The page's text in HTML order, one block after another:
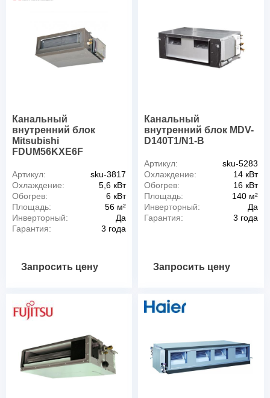
Канальный
внутренний блок
Mitsubishi
FDUM56KXE6F
Артикул:
sku-3817
Охлаждение:
5,6 кВт
Обогрев:
6 кВт
Площадь:
56 м²
Инверторный:
Да
Гарантия:
3 года
Запросить цену
Канальный
внутренний блок MDV-
D140T1/N1-B
Артикул:
sku-5283
Охлаждение:
14 кВт
Обогрев:
16 кВт
Площадь:
140 м²
Инверторный:
Да
Гарантия:
3 года
Запросить цену